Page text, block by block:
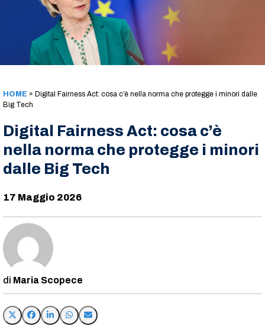
HOME » Digital Fairness Act: cosa c’è nella norma che protegge i minori dalle
Big Tech
Digital Fairness Act: cosa c’è
nella norma che protegge i minori
dalle Big Tech
17 Maggio 2026
Maria Scopece